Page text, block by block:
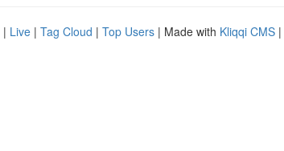
| Live | Tag Cloud | Top Users | Made with Kliqqi CMS |